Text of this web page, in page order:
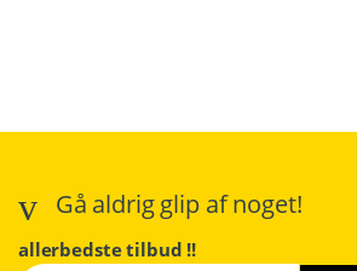
Gå aldrig glip af noget!
allerbedste tilbud !!